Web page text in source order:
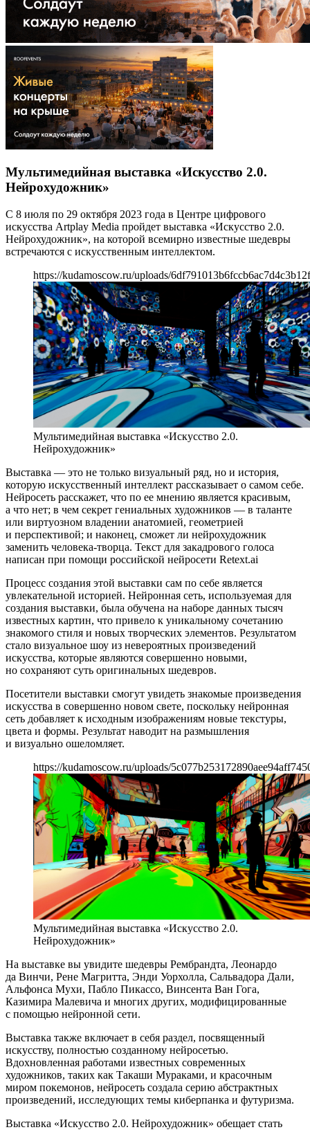
Мультимедийная выставка «Искусство 2.0.
Нейрохудожник»
С 8 июля по 29 октября 2023 года в Центре цифрового
искусства Artplay Media пройдет выставка «Искусство 2.0.
Нейрохудожник», на которой всемирно известные шедевры
встречаются с искусственным интеллектом.
https://kudamoscow.ru/uploads/
Мультимедийная выставка «Искусство 2.0.
Нейрохудожник»
Выставка — это не только визуальный ряд, но и история,
которую искусственный интеллект рассказывает о самом себе.
Нейросеть расскажет, что по ее мнению является красивым,
а что нет; в чем секрет гениальных художников — в таланте
или виртуозном владении анатомией, геометрией
и перспективой; и наконец, сможет ли нейрохудожник
заменить человека-творца. Текст для закадрового голоса
написан при помощи российской нейросети Retext.ai
Процесс создания этой выставки сам по себе является
увлекательной историей. Нейронная сеть, используемая для
создания выставки, была обучена на наборе данных тысяч
известных картин, что привело к уникальному сочетанию
знакомого стиля и новых творческих элементов. Результатом
стало визуальное шоу из невероятных произведений
искусства, которые являются совершенно новыми,
но сохраняют суть оригинальных шедевров.
Посетители выставки смогут увидеть знакомые произведения
искусства в совершенно новом свете, поскольку нейронная
сеть добавляет к исходным изображениям новые текстуры,
цвета и формы. Результат наводит на размышления
и визуально ошеломляет.
https://kudamoscow.ru/uploads/
Мультимедийная выставка «Искусство 2.0.
Нейрохудожник»
На выставке вы увидите шедевры Рембрандта, Леонардо
да Винчи, Рене Магритта, Энди Уорхолла, Сальвадора Дали,
Альфонса Мухи, Пабло Пикассо, Винсента Ван Гога,
Казимира Малевича и многих других, модифицированные
с помощью нейронной сети.
Выставка также включает в себя раздел, посвященный
искусству, полностью созданному нейросетью.
Вдохновленная работами известных современных
художников, таких как Такаши Мураками, и красочным
миром покемонов, нейросеть создала серию абстрактных
произведений, исследующих темы киберпанка и футуризма.
Выставка «Искусство 2.0. Нейрохудожник» обещает стать